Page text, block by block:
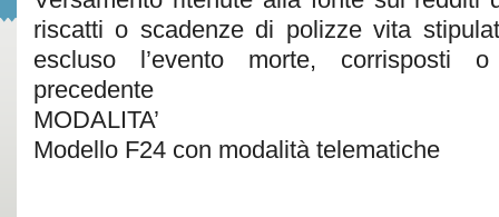
riscatti o scadenze di polizze vita
escluso l’evento morte, corrisposti
precedente
MODALITA’
Modello F24 con modalità telematiche